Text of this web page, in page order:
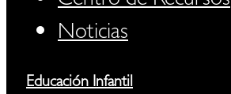
Noticias
Educación Infantil